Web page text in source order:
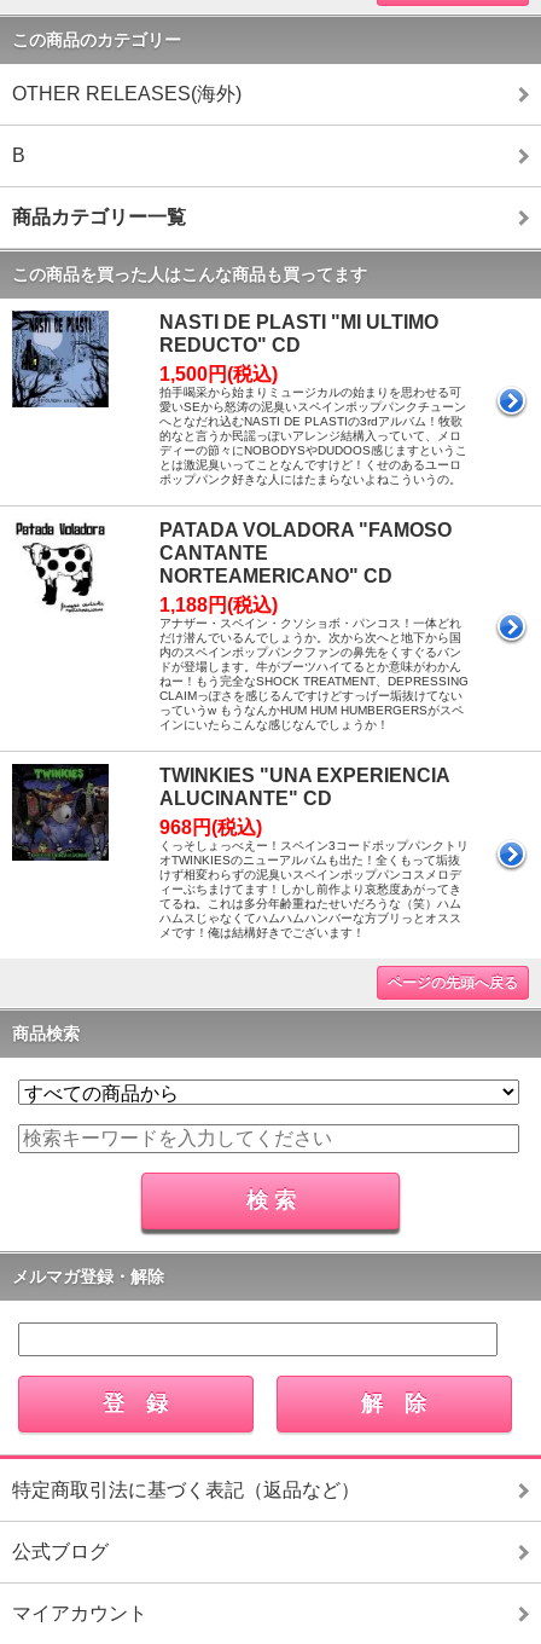
この商品のカテゴリー
OTHER RELEASES(海外)
B
商品カテゴリー一覧
この商品を買った人はこんな商品も買ってます
NASTI DE PLASTI "MI ULTIMO
REDUCTO" CD
1,500円(税込)
拍手喝采から始まりミュージカルの始まりを思わせる可
愛いSEから怒涛の泥臭いスペインポップパンクチューン
へとなだれ込むNASTI DE PLASTIの3rdアルバム！牧歌
的なと言うか民謡っぽいアレンジ結構入っていて、メロ
ディーの節々にNOBODYSやDUDOOS感じますというこ
とは激泥臭いってことなんですけど！くせのあるユーロ
ポップパンク好きな人にはたまらないよねこういうの。
PATADA VOLADORA "FAMOSO
CANTANTE
NORTEAMERICANO" CD
1,188円(税込)
アナザー・スペイン・クソショボ・パンコス！一体どれ
だけ潜んでいるんでしょうか。次から次へと地下から国
内のスペインポップパンクファンの鼻先をくすぐるバン
ドが登場します。牛がブーツハイてるとか意味がわかん
ねー！もう完全なSHOCK TREATMENT、DEPRESSING
CLAIMっぽさを感じるんですけどすっげー垢抜けてない
っていうw もうなんかHUM HUM HUMBERGERSがスペ
インにいたらこんな感じなんでしょうか！
TWINKIES "UNA EXPERIENCIA
ALUCINANTE" CD
968円(税込)
くっそしょっべえー！スペイン3コードポップパンクトリ
オTWINKIESのニューアルバムも出た！全くもって垢抜
けず相変わらずの泥臭いスペインポップパンコスメロデ
ィーぶちまけてます！しかし前作より哀愁度あがってき
てるね。これは多分年齢重ねたせいだろうな（笑）ハム
ハムスじゃなくてハムハムハンバーな方ブリっとオスス
メです！俺は結構好きでございます！
ページの先頭へ戻る
商品検索
メルマガ登録・解除
特定商取引法に基づく表記（返品など）
公式ブログ
マイアカウント